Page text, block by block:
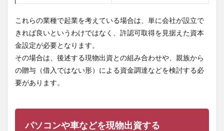
これらの業種で起業を考えている場合は、単に会社が設立で
きれば良いというわけではなく、許認可取得を見据えた資本
金設定が必要となります。
その場合は、後述する現物出資との組み合わせや、親族から
の贈与（借入ではない形）による資金調達などを検討する必
要があります。
パソコンや車などを現物出資する